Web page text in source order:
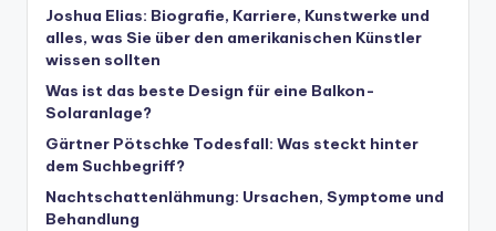
Joshua Elias: Biografie, Karriere, Kunstwerke und
alles, was Sie über den amerikanischen Künstler
wissen sollten
Was ist das beste Design für eine Balkon-
Solaranlage?
Gärtner Pötschke Todesfall: Was steckt hinter
dem Suchbegriff?
Nachtschattenlähmung: Ursachen, Symptome und
Behandlung